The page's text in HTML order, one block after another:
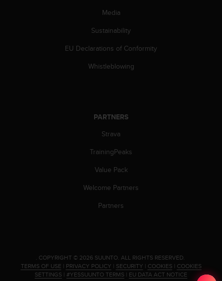
Media
Sustainability
EU Declarations of Conformity
Whistleblowing
PARTNERS
Strava
TrainingPeaks
Value Pack
Welcome Partners
Partners
. COPYRIGHT © 2026 SUUNTO. ALL RIGHTS RESERVED.
TERMS OF USE | PRIVACY POLICY | SECURITY | COOKIES | COOKIES
SETTINGS | #YESSUUNTO TERMS | EU DATA ACT NOTICE